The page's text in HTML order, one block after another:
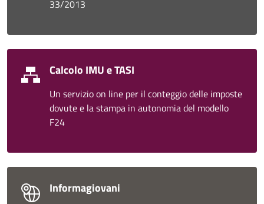
33/2013
Calcolo IMU e TASI
Un servizio on line per il conteggio delle imposte
dovute e la stampa in autonomia del modello
F24
Informagiovani